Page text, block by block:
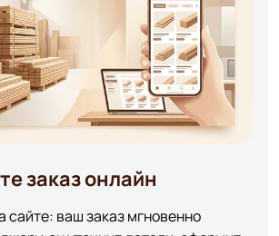
заказ онлайн
сайте: ваш заказ мгновенно